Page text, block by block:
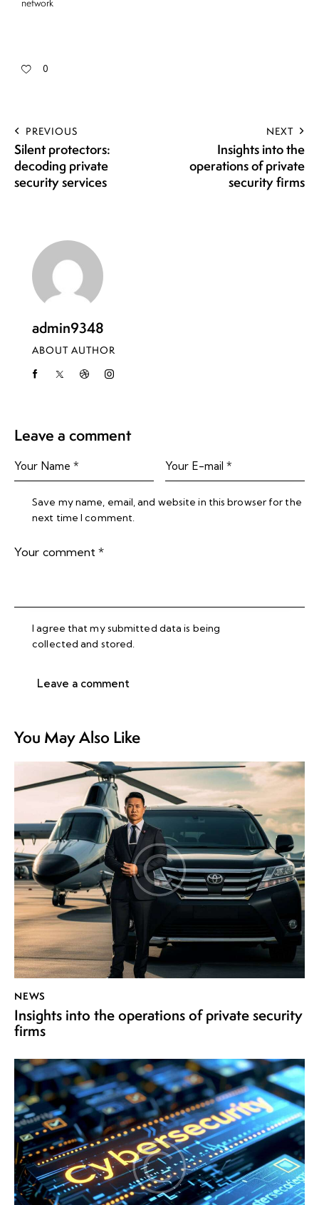
network
0
PREVIOUS
Silent protectors:
decoding private
security services
NEXT
Insights into the
operations of private
security firms
admin9348
ABOUT AUTHOR
Leave a comment
Save my name, email, and website in this browser for the
next time I comment.
I agree that my submitted data is being
collected and stored
You May Also Like
NEWS
Insights into the operations of private security
firms